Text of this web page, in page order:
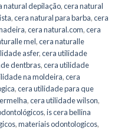
natural depilação,cera natural
,cera natural para barba,cera
,cera natural.com,cera
mel,cera naturalle
asfer,cera utilidade
dentbras,cera utilidade
na moldeira,cera
,cera utilidade para que
,cera utilidade wilson,
,is cera bellina
,materiais odontologicos,